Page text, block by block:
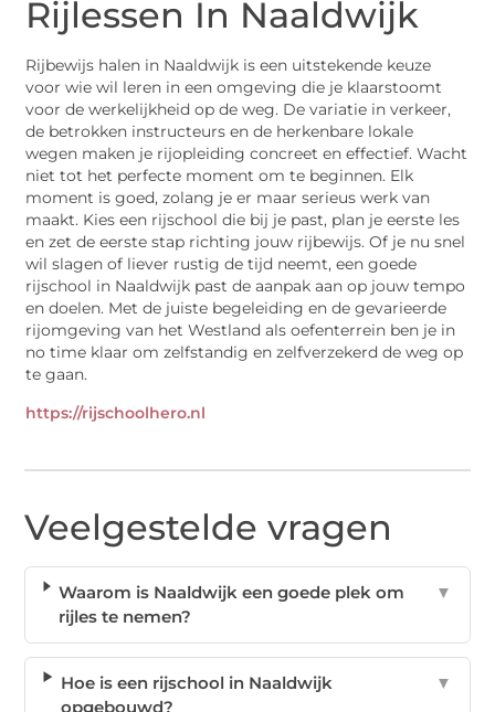
Rijlessen In Naaldwijk
Rijbewijs halen in Naaldwijk is een uitstekende keuze
voor wie wil leren in een omgeving die je klaarstoomt
voor de werkelijkheid op de weg. De variatie in verkeer,
de betrokken instructeurs en de herkenbare lokale
wegen maken je rijopleiding concreet en effectief. Wacht
niet tot het perfecte moment om te beginnen. Elk
moment is goed, zolang je er maar serieus werk van
maakt. Kies een rijschool die bij je past, plan je eerste les
en zet de eerste stap richting jouw rijbewijs. Of je nu snel
wil slagen of liever rustig de tijd neemt, een goede
rijschool in Naaldwijk past de aanpak aan op jouw tempo
en doelen. Met de juiste begeleiding en de gevarieerde
rijomgeving van het Westland als oefenterrein ben je in
no time klaar om zelfstandig en zelfverzekerd de weg op
te gaan.
https://rijschoolhero.nl
Veelgestelde vragen
Waarom is Naaldwijk een goede plek om
rijles te nemen?
▼
Hoe is een rijschool in Naaldwijk
opgebouwd?
▼